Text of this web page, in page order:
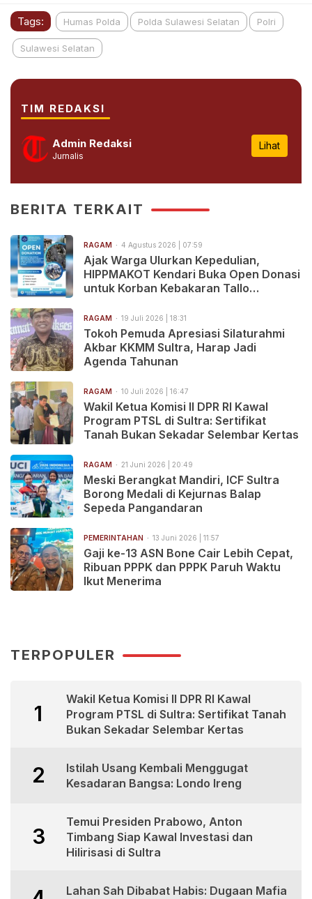
Tags: Humas Polda Polda Sulawesi Selatan Polri
Sulawesi Selatan
TIM REDAKSI
Admin Redaksi
Jurnalis
Lihat
BERITA TERKAIT
RAGAM 4 Agustus 2026 | 07:59
Ajak Warga Ulurkan Kepedulian,
HIPPMAKOT Kendari Buka Open Donasi
untuk Korban Kebakaran Tallo
RAGAM 19 Juli 2026 | 18:31
Tokoh Pemuda Apresiasi Silaturahmi
Akbar KKMM Sultra, Harap Jadi
Agenda Tahunan
RAGAM 10 Juli 2026 | 16:47
Wakil Ketua Komisi II DPR RI Kawal
Program PTSL di Sultra: Sertifikat
Tanah Bukan Sekadar Selembar Kertas
RAGAM 21 Juni 2026 | 20:49
Meski Berangkat Mandiri, ICF Sultra
Borong Medali di Kejurnas Balap
Sepeda Pangandaran
PEMERINTAHAN 13 Juni 2026 | 11:57
Gaji ke-13 ASN Bone Cair Lebih Cepat,
Ribuan PPPK dan PPPK Paruh Waktu
Ikut Menerima
TERPOPULER
1
Wakil Ketua Komisi II DPR RI Kawal
Program PTSL di Sultra: Sertifikat Tanah
Bukan Sekadar Selembar Kertas
2
Istilah Usang Kembali Menggugat
Kesadaran Bangsa: Londo Ireng
3
Temui Presiden Prabowo, Anton
Timbang Siap Kawal Investasi dan
Hilirisasi di Sultra
Lahan Sah Dibabat Habis: Dugaan Mafia